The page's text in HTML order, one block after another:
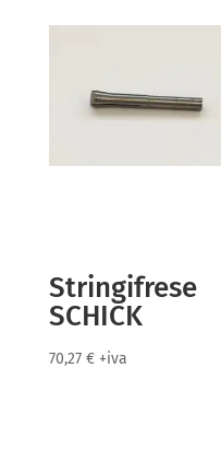
Stringifrese
SCHICK
70,27 € +iva